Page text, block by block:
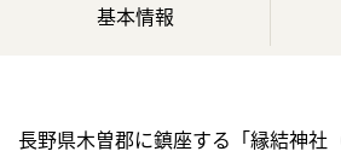
基本情報
長野県木曽郡に鎮座する「縁結神社